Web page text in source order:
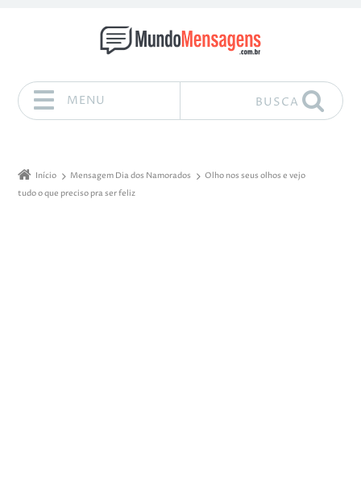
MENU BUSCA
Início Mensagem Dia dos Namorados
Olho nos seus olhos e vejo
tudo o que preciso pra ser feliz